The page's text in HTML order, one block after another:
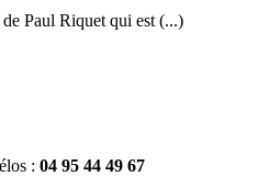
Paul Riquet qui est (...)
: 04 95 44 49 67